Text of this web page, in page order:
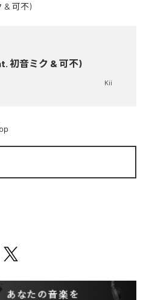
初音ミク & 可不)
Kii